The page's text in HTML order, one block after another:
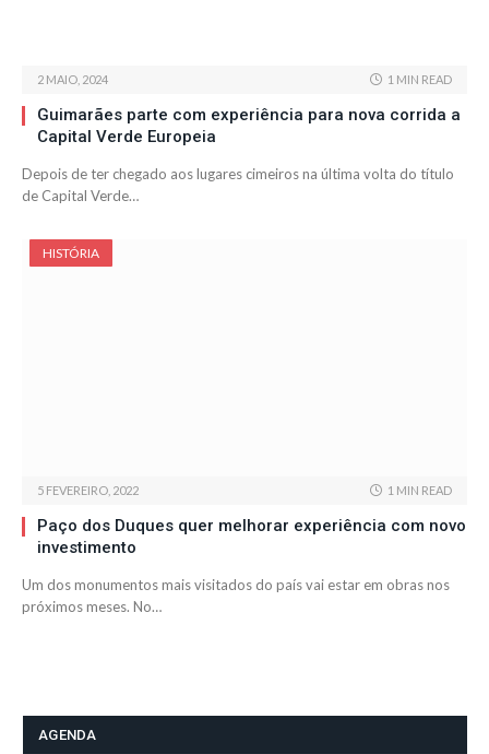
2 MAIO, 2024 1 MIN READ
Guimarães parte com experiência para nova corrida a
Capital Verde Europeia
Depois de ter chegado aos lugares cimeiros na última volta do título
de Capital Verde…
HISTÓRIA
5 FEVEREIRO, 2022 1 MIN READ
Paço dos Duques quer melhorar experiência com novo
investimento
Um dos monumentos mais visitados do país vai estar em obras nos
próximos meses. No…
AGENDA